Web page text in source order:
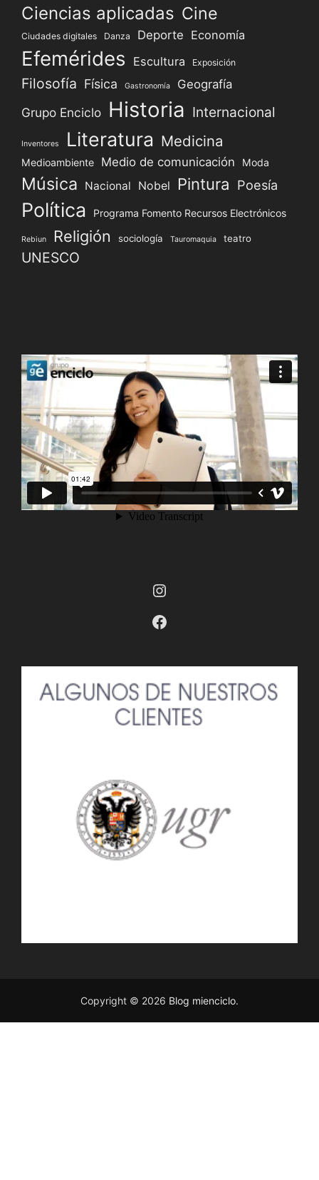
Ciencias aplicadas Cine
Ciudades digitales Danza Deporte Economía
Efemérides Escultura Exposición
Filosofía Física Gastronomía Geografía
Grupo Enciclo Historia Internacional
Inventores Literatura Medicina
Medioambiente Medio de comunicación Moda
Música Nacional Nobel Pintura Poesía
Política Programa Fomento Recursos Electrónicos
Rebiun Religión sociología Tauromaquia teatro
UNESCO
Instagram
Facebook
Copyright © 2026 Blog mienciclo.